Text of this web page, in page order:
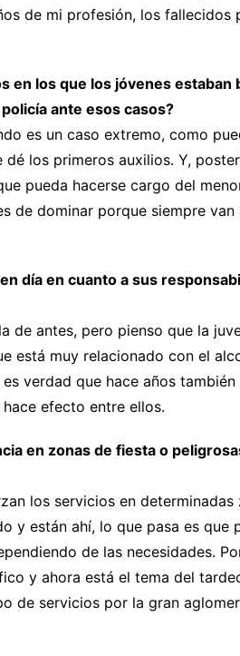
de mi profesión, los fallecidos
en los que los jóvenes estaban
ante esos casos?
es un caso extremo, como
los primeros auxilios. Y,
pueda hacerse cargo del
de dominar porque siempre van
día en cuanto a sus
de antes, pero pienso que la
está muy relacionado con el
verdad que hace años también
efecto entre ellos.
en zonas de fiesta o
los servicios en determinadas
y están ahí, lo que pasa es que
de las necesidades.
y ahora está el tema del
de servicios por la gran